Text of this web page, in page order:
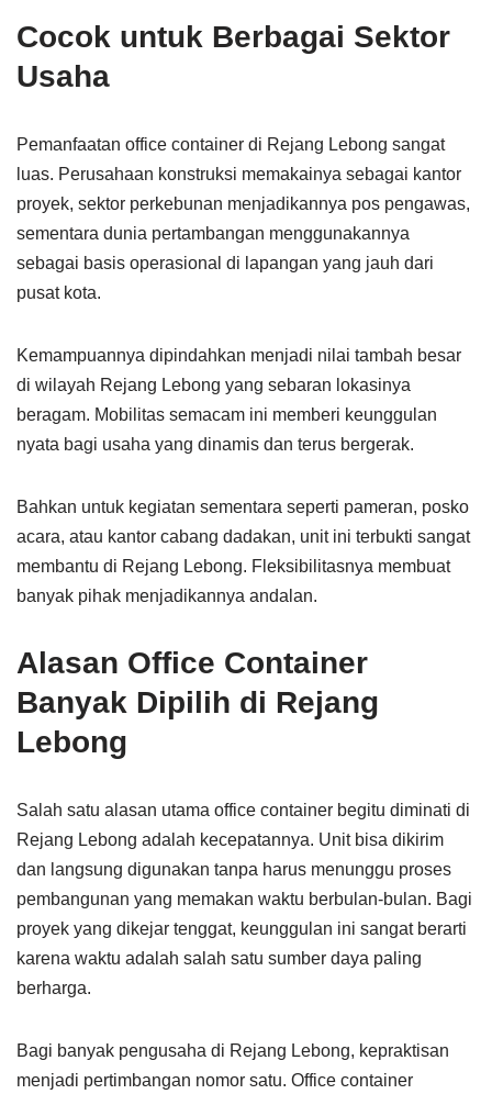
Cocok untuk Berbagai Sektor
Usaha
Pemanfaatan office container di Rejang Lebong sangat
luas. Perusahaan konstruksi memakainya sebagai kantor
proyek, sektor perkebunan menjadikannya pos pengawas,
sementara dunia pertambangan menggunakannya
sebagai basis operasional di lapangan yang jauh dari
pusat kota.
Kemampuannya dipindahkan menjadi nilai tambah besar
di wilayah Rejang Lebong yang sebaran lokasinya
beragam. Mobilitas semacam ini memberi keunggulan
nyata bagi usaha yang dinamis dan terus bergerak.
Bahkan untuk kegiatan sementara seperti pameran, posko
acara, atau kantor cabang dadakan, unit ini terbukti sangat
membantu di Rejang Lebong. Fleksibilitasnya membuat
banyak pihak menjadikannya andalan.
Alasan Office Container
Banyak Dipilih di Rejang
Lebong
Salah satu alasan utama office container begitu diminati di
Rejang Lebong adalah kecepatannya. Unit bisa dikirim
dan langsung digunakan tanpa harus menunggu proses
pembangunan yang memakan waktu berbulan-bulan. Bagi
proyek yang dikejar tenggat, keunggulan ini sangat berarti
karena waktu adalah salah satu sumber daya paling
berharga.
Bagi banyak pengusaha di Rejang Lebong, kepraktisan
menjadi pertimbangan nomor satu. Office container